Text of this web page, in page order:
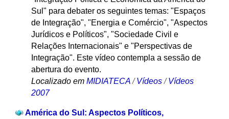
Sul" para debater os seguintes temas: "Espaços
de Integração", "Energia e Comércio", "Aspectos
Jurídicos e Políticos", "Sociedade Civil e
Relações Internacionais" e "Perspectivas de
Integração". Este vídeo contempla a sessão de
abertura do evento.
Localizado em MIDIATECA /Vídeos /Vídeos
2007
América do Sul: Aspectos Políticos,